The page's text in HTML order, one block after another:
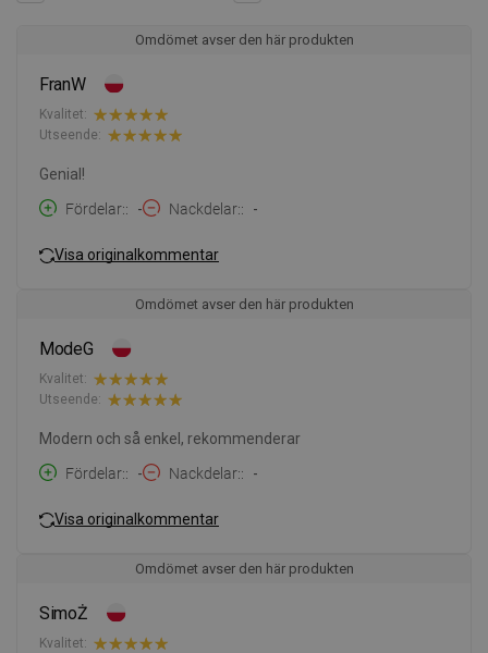
Omdömet avser den här produkten
FranW
Kvalitet:
Utseende:
Genial!
Fördelar:
- Nackdelar: -
Visa originalkommentar
Omdömet avser den här produkten
ModeG
Kvalitet:
Utseende:
Modern och så enkel, rekommenderar
Fördelar:
- Nackdelar: -
Visa originalkommentar
Omdömet avser den här produkten
SimoŻ
Kvalitet: